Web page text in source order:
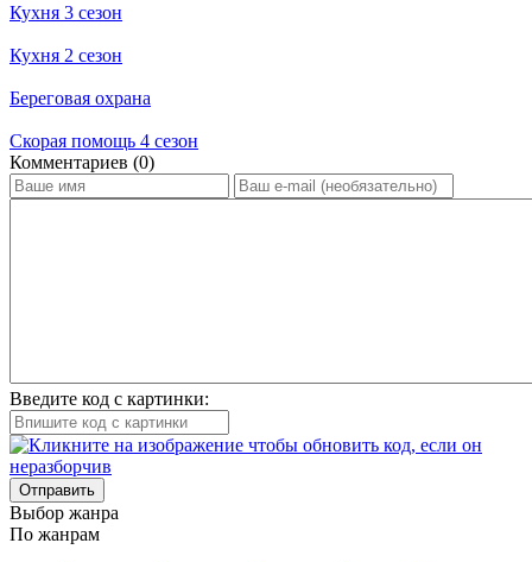
Кухня 3 сезон
Кухня 2 сезон
Береговая охрана
Скорая помощь 4 сезон
Ком­мен­та­ри­ев (0)
Введите код с картинки:
Отправить
Вы­бор жан­ра
По жан­рам